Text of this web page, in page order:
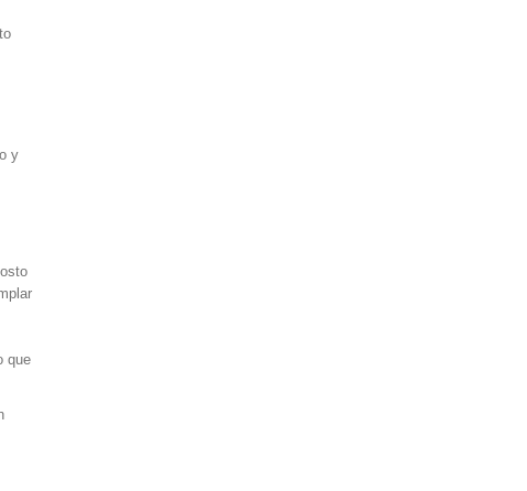
y
que